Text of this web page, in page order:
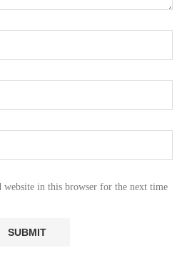
website in this browser for the next time